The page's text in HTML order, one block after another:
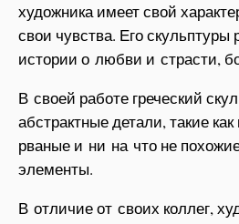
художника имеет свой
свои чувства. Его
истории о любви и страсти,
В своей работе греческий
абстрактные детали, такие
рваные и ни на что не
элементы.
В отличие от своих коллег,